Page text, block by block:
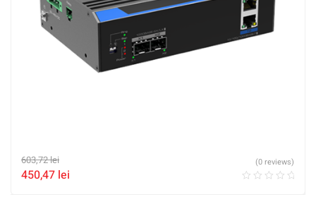
603,72lei
450,47 lei
(0 reviews)